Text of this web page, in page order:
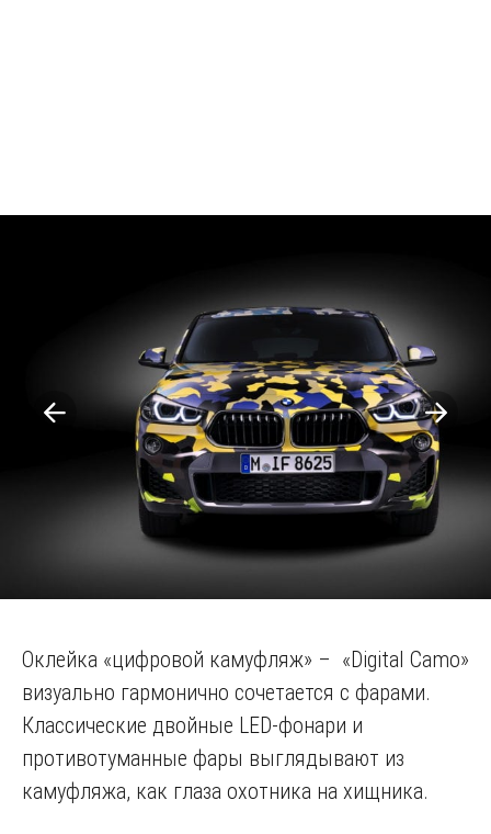
Оклейка «цифровой камуфляж» – «Digital Camo»
визуально гармонично сочетается с фарами.
Классические двойные LED-фонари и
противотуманные фары выглядывают из
камуфляжа, как глаза охотника на хищника.